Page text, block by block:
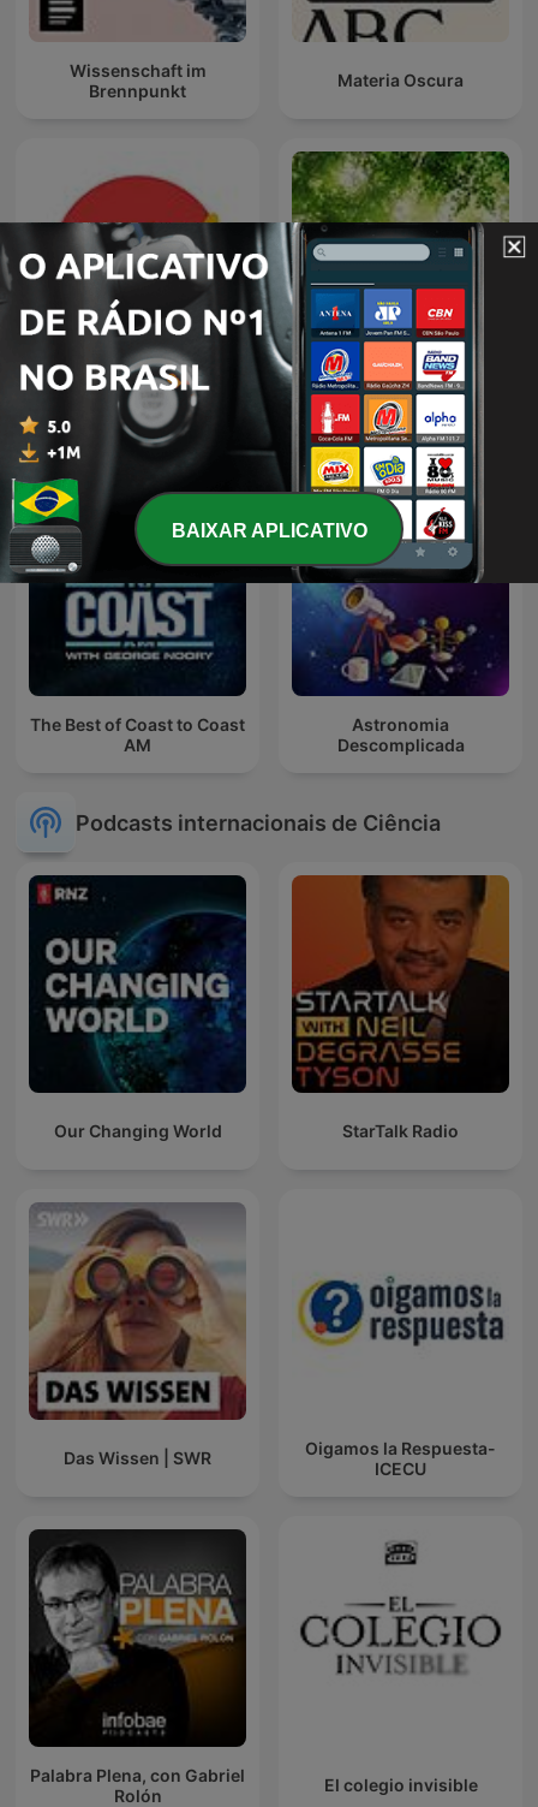
Wissenschaft im
Brennpunkt
Materia Oscura
Naruhodo Som da Natureza
The Best of Coast to Coast
AM
Astronomia
Descomplicada
Podcasts internacionais de Ciência
Our Changing World StarTalk Radio
Das Wissen | SWR
Oigamos la Respuesta-
ICECU
Palabra Plena, con Gabriel
Rolón
El colegio invisible
BAIXAR APLICATIVO